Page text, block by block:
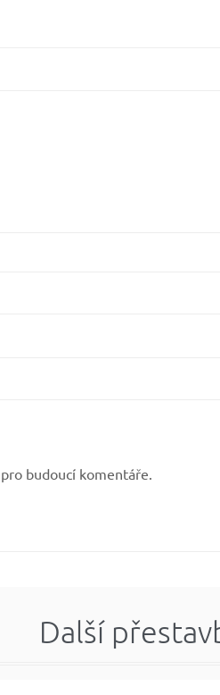
budoucí komentáře.
Další